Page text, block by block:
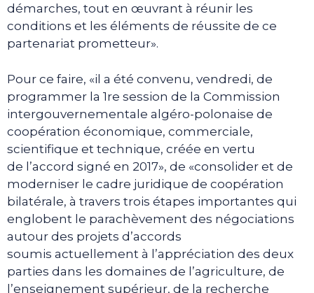
démarches, tout en œuvrant à réunir les
conditions et les éléments de réussite de ce
partenariat prometteur».
Pour ce faire, «il a été convenu, vendredi, de
programmer la 1re session de la Commission
intergouvernementale algéro-polonaise de
coopération économique, commerciale,
scientifique et technique, créée en vertu
de l’accord signé en 2017», de «consolider et de
moderniser le cadre juridique de coopération
bilatérale, à travers trois étapes importantes qui
englobent le parachèvement des négociations
autour des projets d’accords
soumis actuellement à l’appréciation des deux
parties dans les domaines de l’agriculture, de
l’enseignement supérieur, de la recherche